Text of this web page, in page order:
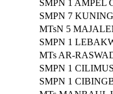
SMPN 1 AMPEL
SMPN 7
MTsN 5
SMPN 1
MTs AR-
SMPN 1
SMPN 1